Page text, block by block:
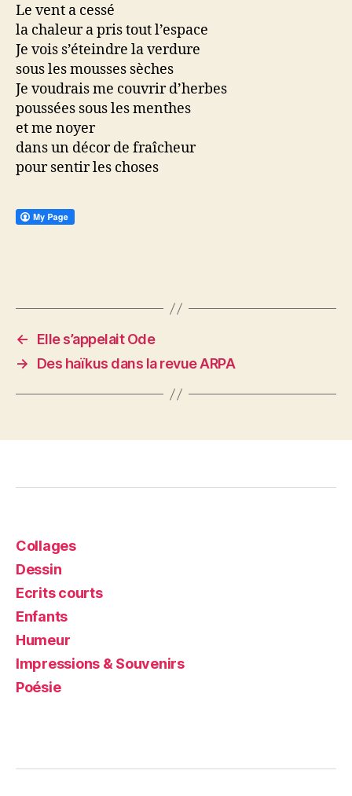
Le vent a cessé
la chaleur a pris tout l’espace
Je vois s’éteindre la verdure
sous les mousses sèches
Je voudrais me couvrir d’herbes
poussées sous les menthes
et me noyer
dans un décor de fraîcheur
pour sentir les choses
←
Elle s’appelait Ode
→
Des haïkus dans la revue ARPA
Collages
Dessin
Ecrits courts
Enfants
Humeur
Impressions & Souvenirs
Poésie